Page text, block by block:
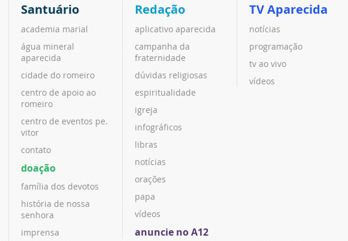
Santuário
academia marial
água mineral
aparecida
cidade do romeiro
centro de apoio ao
romeiro
centro de eventos pe.
vitor
contato
doação
família dos devotos
história de nossa
senhora
imprensa
Redação
aplicativo aparecida
campanha da
fraternidade
dúvidas religiosas
espiritualidade
igreja
infográficos
libras
notícias
orações
papa
vídeos
anuncie no A12
TV Aparecida
notícias
programação
tv ao vivo
vídeos